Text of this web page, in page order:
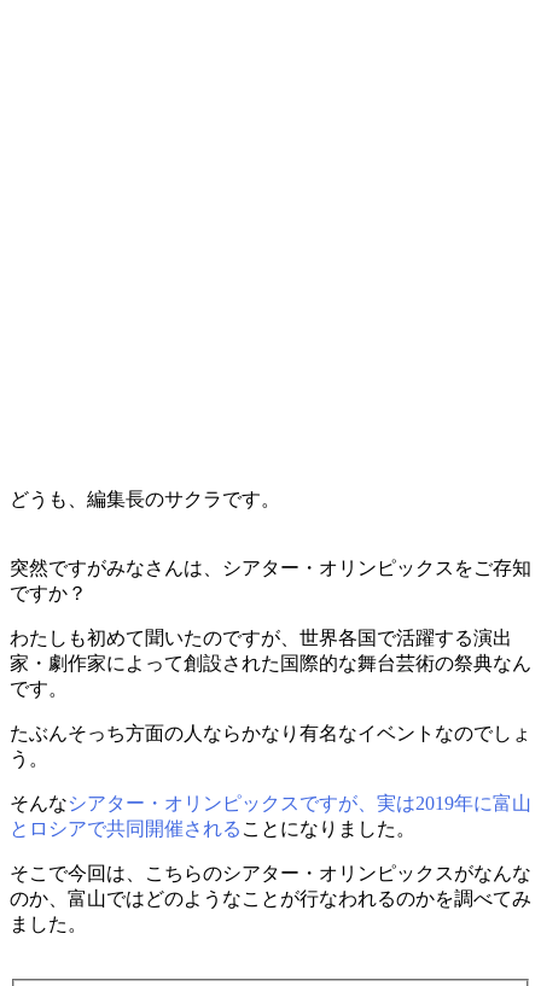
どうも、編集長のサクラです。
突然ですがみなさんは、シアター・オリンピックスをご存知
ですか？
わたしも初めて聞いたのですが、世界各国で活躍する演出
家・劇作家によって創設された国際的な舞台芸術の祭典なん
です。
たぶんそっち方面の人ならかなり有名なイベントなのでしょ
う。
そんなシアター・オリンピックスですが、実は2019年に富山
とロシアで共同開催される ことになりました。
そこで今回は、こちらのシアター・オリンピックスがなんな
のか、富山ではどのようなことが行なわれるのかを調べてみ
ました。